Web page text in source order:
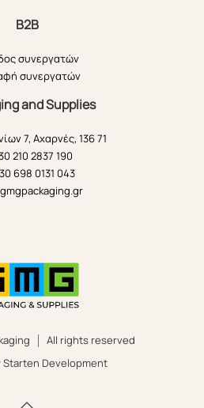
B2B
συνεργατών
συνεργατών
and Supplies
7, Αχαρνές, 136 71
210 2837 190
698 0131 043
All rights reserved
Starten Development